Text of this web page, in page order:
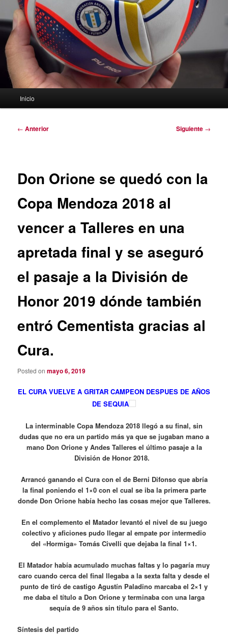
Inicio
Navegación
← Anterior Siguiente →
Don Orione se quedó con la
Copa Mendoza 2018 al
vencer a Talleres en una
apretada final y se aseguró
el pasaje a la División de
Honor 2019 dónde también
entró Cementista gracias al
Cura.
Posted onmayo 6, 2019
EL CURA VUELVE A GRITAR CAMPEON DESPUES DE AÑOS
DE SEQUIA
La interminable Copa Mendoza 2018 llegó a su final, sin
dudas que no era un partido más ya que se jugaban mano a
mano Don Orione y Andes Talleres el último pasaje a la
División de Honor 2018.
Arrancó ganando el Cura con el de Berni Difonso que abría
la final poniendo el 1×0 con el cual se iba la primera parte
donde Don Orione había hecho las cosas mejor que Talleres.
En el complemento el Matador levantó el nivel de su juego
colectivo y aficiones pudo llegar al empate por intermedio
del «Hormiga» Tomás Civelli que dejaba la final 1×1.
El Matador había acumulado muchas faltas y lo pagaría muy
caro cuando cerca del final llegaba a la sexta falta y desde el
punto de tiró de castigo Agustín Paladino marcaba el 2×1 y
me daba el título a Don Orione y terminaba con una larga
sequía de 9 años sin título para el Santo.
Síntesis del partido